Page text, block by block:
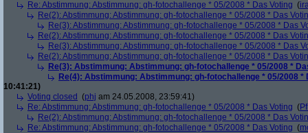
Re: Abstimmung: Abstimmung: gh-fotochallenge * 05/2008 * Das Voting (
Re(2): Abstimmung: Abstimmung: gh-fotochallenge * 05/2008 * Das
Re(3): Abstimmung: Abstimmung: gh-fotochallenge * 05/2008 * Das
Re(2): Abstimmung: Abstimmung: gh-fotochallenge * 05/2008 * Das
Re(3): Abstimmung: Abstimmung: gh-fotochallenge * 05/2008 * Das
Re(2): Abstimmung: Abstimmung: gh-fotochallenge * 05/2008 * Das
Re(3): Abstimmung: Abstimmung: gh-fotochallenge * 05/2008 *
Re(4): Abstimmung: Abstimmung: gh-fotochallenge * 05/2008 *
10:41:21)
Voting closed (phj am 24.05.2008, 23:59:41)
Re: Abstimmung: Abstimmung: gh-fotochallenge * 05/2008 * Das Voting (
Re(2): Abstimmung: Abstimmung: gh-fotochallenge * 05/2008 * Das
Re: Abstimmung: Abstimmung: gh-fotochallenge * 05/2008 * Das Voting (